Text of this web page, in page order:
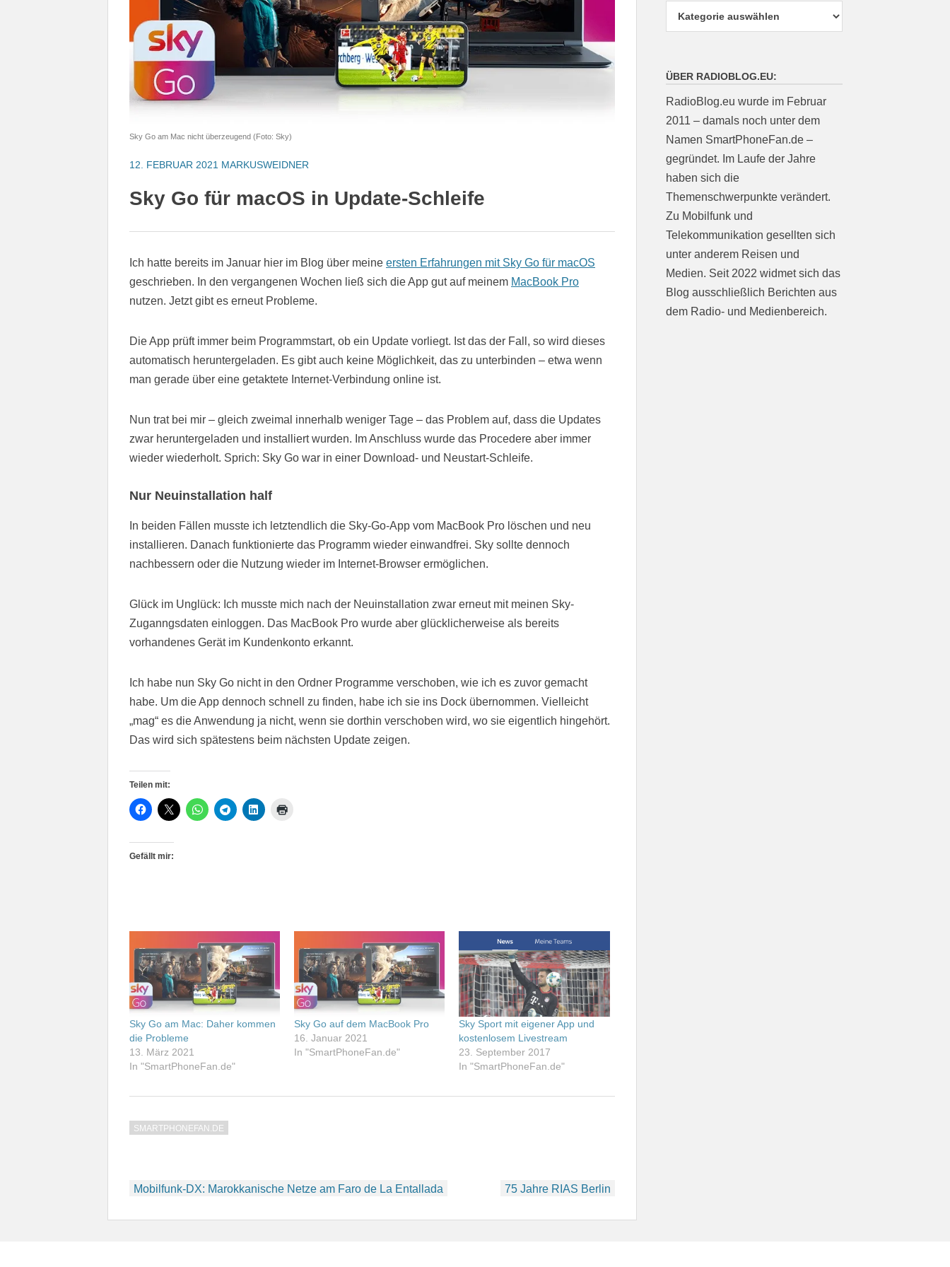
Sky Go am Mac nicht überzeugend (Foto: Sky)
12. FEBRUAR 2021 MARKUSWEIDNER
Sky Go für macOS in Update-Schleife
Ich hatte bereits im Januar hier im Blog über meine ersten Erfahrungen mit Sky Go für macOS
geschrieben. In den vergangenen Wochen ließ sich die App gut auf meinem MacBook Pro
nutzen. Jetzt gibt es erneut Probleme.
Die App prüft immer beim Programmstart, ob ein Update vorliegt. Ist das der Fall, so wird dieses
automatisch heruntergeladen. Es gibt auch keine Möglichkeit, das zu unterbinden – etwa wenn
man gerade über eine getaktete Internet-Verbindung online ist.
Nun trat bei mir – gleich zweimal innerhalb weniger Tage – das Problem auf, dass die Updates
zwar heruntergeladen und installiert wurden. Im Anschluss wurde das Procedere aber immer
wieder wiederholt. Sprich: Sky Go war in einer Download- und Neustart-Schleife.
Nur Neuinstallation half
In beiden Fällen musste ich letztendlich die Sky-Go-App vom MacBook Pro löschen und neu
installieren. Danach funktionierte das Programm wieder einwandfrei. Sky sollte dennoch
nachbessern oder die Nutzung wieder im Internet-Browser ermöglichen.
Glück im Unglück: Ich musste mich nach der Neuinstallation zwar erneut mit meinen Sky-
Zuganngsdaten einloggen. Das MacBook Pro wurde aber glücklicherweise als bereits
vorhandenes Gerät im Kundenkonto erkannt.
Ich habe nun Sky Go nicht in den Ordner Programme verschoben, wie ich es zuvor gemacht
habe. Um die App dennoch schnell zu finden, habe ich sie ins Dock übernommen. Vielleicht
„mag“ es die Anwendung ja nicht, wenn sie dorthin verschoben wird, wo sie eigentlich hingehört.
Das wird sich spätestens beim nächsten Update zeigen.
Teilen mit:
Gefällt mir:
Sky Go am Mac: Daher kommen
die Probleme
13. März 2021
In "SmartPhoneFan.de"
Sky Go auf dem MacBook Pro
16. Januar 2021
In "SmartPhoneFan.de"
Sky Sport mit eigener App und
kostenlosem Livestream
23. September 2017
In "SmartPhoneFan.de"
SMARTPHONEFAN.DE
Beitragsnavigation
Mobilfunk-DX: Marokkanische Netze am Faro de La Entallada 75 Jahre RIAS Berlin
ÜBER RADIOBLOG.EU:
RadioBlog.eu wurde im Februar
2011 – damals noch unter dem
Namen SmartPhoneFan.de –
gegründet. Im Laufe der Jahre
haben sich die
Themenschwerpunkte verändert.
Zu Mobilfunk und
Telekommunikation gesellten sich
unter anderem Reisen und
Medien. Seit 2022 widmet sich das
Blog ausschließlich Berichten aus
dem Radio- und Medienbereich.